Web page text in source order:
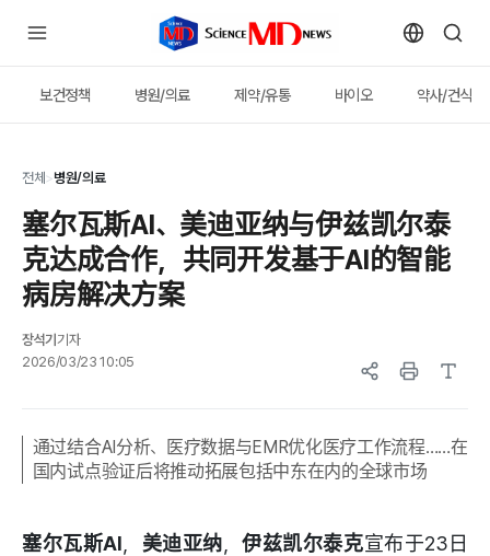
보건정책 병원/의료 제약/유통 바이오 약사/건식
전체 >병원/의료
塞尔瓦斯AI、美迪亚纳与伊兹凯尔泰
克达成合作，共同开发基于AI的智能
病房解决方案
장석기기자
2026/03/23 10:05
通过结合AI分析、医疗数据与EMR优化医疗工作流程……在
国内试点验证后将推动拓展包括中东在内的全球市场
塞尔瓦斯AI 美迪亚纳 ，伊兹凯尔泰克宣布于23日